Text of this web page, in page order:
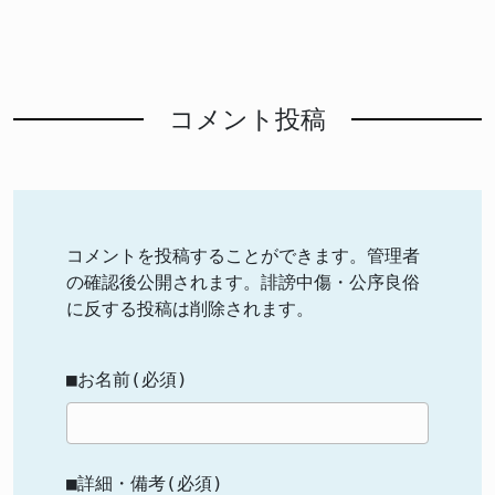
コメント投稿
コメントを投稿することができます。管理者
の確認後公開されます。誹謗中傷・公序良俗
に反する投稿は削除されます。
■お名前(必須)
■詳細・備考(必須)